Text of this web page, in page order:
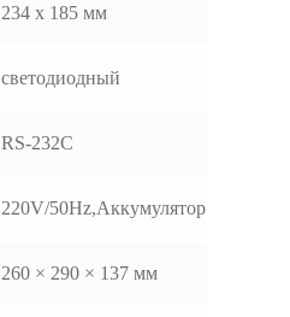
234 х 185 мм
светодиодный
RS-232C
220V/50Hz,Аккумулятор
260 × 290 × 137 мм